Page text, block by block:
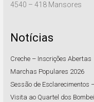
4540 – 418 Mansores
Notícias
Creche – Inscrições Abertas
Marchas Populares 2026
Sessão de Esclarecimentos
Visita ao Quartel dos